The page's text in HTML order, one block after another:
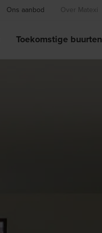
Ons aanbod Over Matexi
Toekomstige buurten